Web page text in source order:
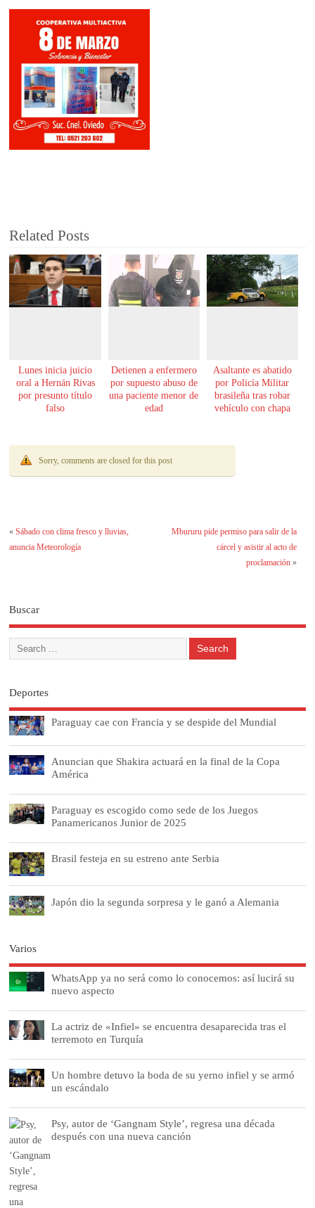
Related Posts
Lunes inicia juicio
oral a Hernán Rivas
por presunto título
falso
Detienen a enfermero
por supuesto abuso de
una paciente menor de
edad
Asaltante es abatido
por Policía Militar
brasileña tras robar
vehículo con chapa
Sorry, comments are closed for this post
«Sábado con clima fresco y lluvias,
anuncia Meteorología
Mbururu pide permiso para salir de la
cárcel y asistir al acto de
proclamación»
Buscar
Deportes
Paraguay cae con Francia y se despide del Mundial
Anuncian que Shakira actuará en la final de la Copa
América
Paraguay es escogido como sede de los Juegos
Panamericanos Junior de 2025
Brasil festeja en su estreno ante Serbia
Japón dio la segunda sorpresa y le ganó a Alemania
Varios
WhatsApp ya no será como lo conocemos: así lucirá su
nuevo aspecto
La actriz de «Infiel» se encuentra desaparecida tras el
terremoto en Turquía
Un hombre detuvo la boda de su yerno infiel y se armó
un escándalo
Psy, autor de ‘Gangnam Style’, regresa una década
después con una nueva canción